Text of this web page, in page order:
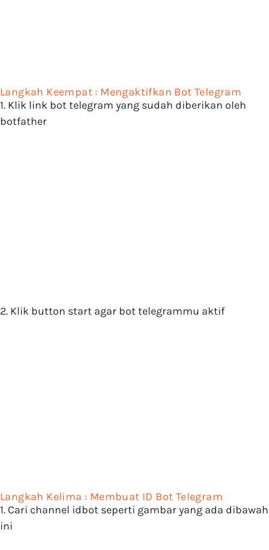
Langkah Keempat : Mengaktifkan Bot Telegram
1. Klik link bot telegram yang sudah diberikan oleh
botfather
2. Klik button start agar bot telegrammu aktif
Langkah Kelima : Membuat ID Bot Telegram
1. Cari channel idbot seperti gambar yang ada dibawah
ini